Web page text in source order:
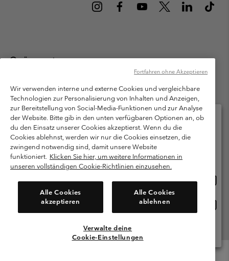
Österreich
Columbia Sportswear Austria GmbH. Moosfeldstraße 1, 5101
Bergheim, Salzburg Österreich. Alle Rechte vorbehalten.
Nutzungsbedingungen
Allgemeine Verkaufsbedingungen
Garantie
Datenschutzerklärung
Bestimmungen und Bedingungen des Mitglieder Programms
Nutzungsbedingungen Für Nutzergenerierte Inhalte
Cookies
Kundenservice: Mo- Fr. 9:00 - 13:00 & 14:00- 18:00 Uhr
(+)43720880525
Wir verwenden interne und externe Cookies und vergleichbare
Technologien zur Personalisierung von Inhalten und Anzeigen,
zur Bereitstellung von Social-Media-Funktionen und zur Analyse
der Website. Bitte gib in den unten verfügbaren Optionen an, ob
du den Einsatz unserer Cookies akzeptierst. Wenn du die
Cookies ablehnst, werden wir nur die Cookies einsetzen, die
zwingend notwendig sind, damit unsere Website
funktioniert. Klicken Sie hier, um weitere Informationen in
unseren vollständigen Cookie-Richtlinien einzusehen.
Alle Cookies
akzeptieren
Alle Cookies
ablehnen
Verwalte deine
Cookie-Einstellungen
Fortfahren ohne Akzeptieren
Bitte wählen Sie Ihr Lieferland und Ihre Sprache
Online-Einkauf verfügbar
Österreich
Alle Länder Anzeigen